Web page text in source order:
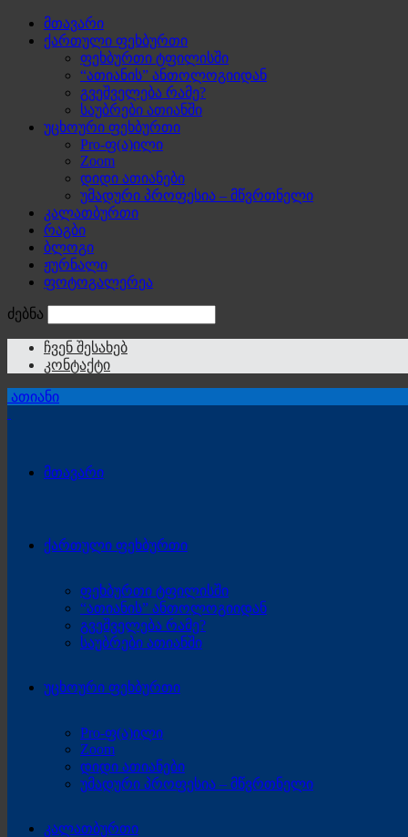
მთავარი
ქართული ფეხბურთი
ფეხბურთი ტფილისში
“ათიანის” ანთოლოგიიდან
გვეშველება რამე?
საუბრები ათიანში
უცხოური ფეხბურთი
Pro-ფ(ა)ილი
Zoom
დიდი ათიანები
უმადური პროფესია – მწვრთნელი
კალათბურთი
რაგბი
ბლოგი
ჟურნალი
ფოტოგალერეა
ძებნა
ჩვენ შესახებ
კონტაქტი
ათიანი
მთავარი
ქართული ფეხბურთი
ფეხბურთი ტფილისში
“ათიანის” ანთოლოგიიდან
გვეშველება რამე?
საუბრები ათიანში
უცხოური ფეხბურთი
Pro-ფ(ა)ილი
Zoom
დიდი ათიანები
უმადური პროფესია – მწვრთნელი
კალათბურთი